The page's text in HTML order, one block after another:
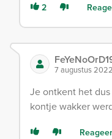
2
7 augustus
Je ontkent het
kontje wakker
Reageer